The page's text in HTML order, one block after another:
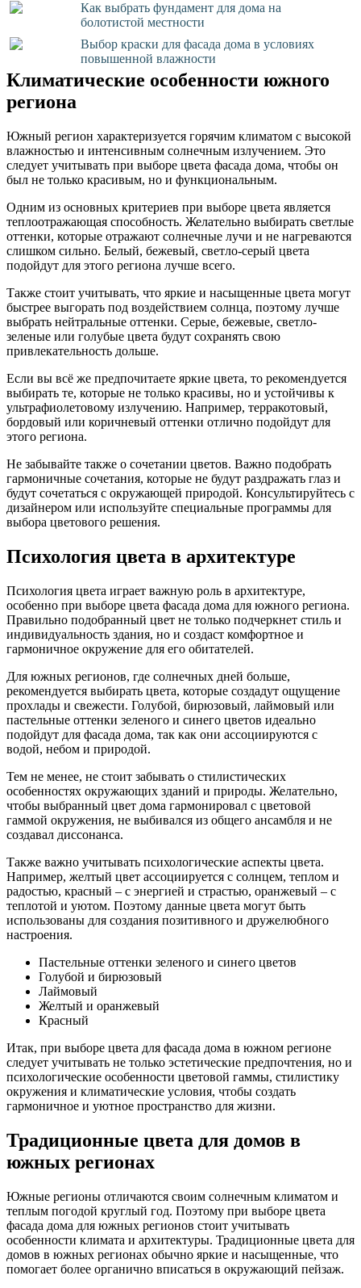
Как выбрать фундамент для дома на
болотистой местности
Выбор краски для фасада дома в условиях
повышенной влажности
Климатические особенности южного
региона
Южный регион характеризуется горячим климатом с высокой
влажностью и интенсивным солнечным излучением. Это
следует учитывать при выборе цвета фасада дома, чтобы он
был не только красивым, но и функциональным.
Одним из основных критериев при выборе цвета является
теплоотражающая способность. Желательно выбирать светлые
оттенки, которые отражают солнечные лучи и не нагреваются
слишком сильно. Белый, бежевый, светло-серый цвета
подойдут для этого региона лучше всего.
Также стоит учитывать, что яркие и насыщенные цвета могут
быстрее выгорать под воздействием солнца, поэтому лучше
выбрать нейтральные оттенки. Серые, бежевые, светло-
зеленые или голубые цвета будут сохранять свою
привлекательность дольше.
Если вы всё же предпочитаете яркие цвета, то рекомендуется
выбирать те, которые не только красивы, но и устойчивы к
ультрафиолетовому излучению. Например, терракотовый,
бордовый или коричневый оттенки отлично подойдут для
этого региона.
Не забывайте также о сочетании цветов. Важно подобрать
гармоничные сочетания, которые не будут раздражать глаз и
будут сочетаться с окружающей природой. Консультируйтесь с
дизайнером или используйте специальные программы для
выбора цветового решения.
Психология цвета в архитектуре
Психология цвета играет важную роль в архитектуре,
особенно при выборе цвета фасада дома для южного региона.
Правильно подобранный цвет не только подчеркнет стиль и
индивидуальность здания, но и создаст комфортное и
гармоничное окружение для его обитателей.
Для южных регионов, где солнечных дней больше,
рекомендуется выбирать цвета, которые создадут ощущение
прохлады и свежести. Голубой, бирюзовый, лаймовый или
пастельные оттенки зеленого и синего цветов идеально
подойдут для фасада дома, так как они ассоциируются с
водой, небом и природой.
Тем не менее, не стоит забывать о стилистических
особенностях окружающих зданий и природы. Желательно,
чтобы выбранный цвет дома гармонировал с цветовой
гаммой окружения, не выбивался из общего ансамбля и не
создавал диссонанса.
Также важно учитывать психологические аспекты цвета.
Например, желтый цвет ассоциируется с солнцем, теплом и
радостью, красный – с энергией и страстью, оранжевый – с
теплотой и уютом. Поэтому данные цвета могут быть
использованы для создания позитивного и дружелюбного
настроения.
Пастельные оттенки зеленого и синего цветов
Голубой и бирюзовый
Лаймовый
Желтый и оранжевый
Красный
Итак, при выборе цвета для фасада дома в южном регионе
следует учитывать не только эстетические предпочтения, но и
психологические особенности цветовой гаммы, стилистику
окружения и климатические условия, чтобы создать
гармоничное и уютное пространство для жизни.
Традиционные цвета для домов в
южных регионах
Южные регионы отличаются своим солнечным климатом и
теплым погодой круглый год. Поэтому при выборе цвета
фасада дома для южных регионов стоит учитывать
особенности климата и архитектуры. Традиционные цвета для
домов в южных регионах обычно яркие и насыщенные, что
помогает более органично вписаться в окружающий пейзаж.